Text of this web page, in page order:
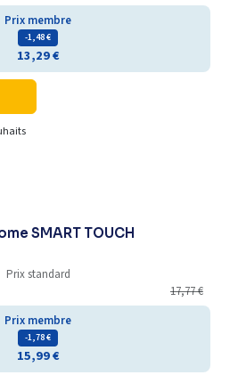
Prix membre
- 1,48€
13,29€
SMART TOUCH
Prix standard
17,77€
Prix membre
- 1,78€
15,99€